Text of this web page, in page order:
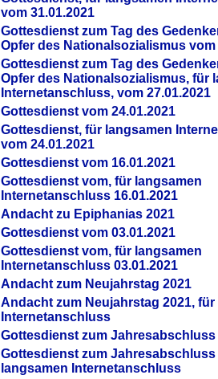
vom 31.01.2021
Gottesdienst zum Tag des
Opfer des Nationalsozialismus vom
Gottesdienst zum Tag des
Opfer des Nationalsozialismus, für
Internetanschluss, vom 27.01.2021
Gottesdienst vom 24.01.2021
Gottesdienst, für langsamen
vom 24.01.2021
Gottesdienst vom 16.01.2021
Gottesdienst vom, für langsamen
Internetanschluss 16.01.2021
Andacht zu Epiphanias 2021
Gottesdienst vom 03.01.2021
Gottesdienst vom, für langsamen
Internetanschluss 03.01.2021
Andacht zum Neujahrstag 2021
Andacht zum Neujahrstag 2021,
Internetanschluss
Gottesdienst zum Jahresabschluss
Gottesdienst zum Jahresabschluss
langsamen Internetanschluss